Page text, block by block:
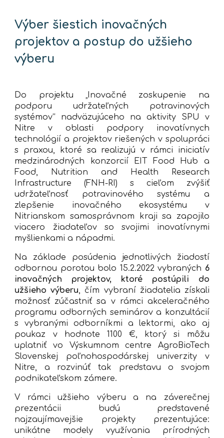
Výber šiestich inovačných
projektov a postup do užšieho
výberu
Do projektu „Inovačné zoskupenie na
podporu udržateľných potravinových
systémov“ nadväzujúceho na aktivity SPU v
Nitre v oblasti podpory inovatívnych
technológií a projektov riešených v spolupráci
s praxou, ktoré sa realizujú v rámci iniciatív
medzinárodných konzorcií EIT Food Hub a
Food, Nutrition and Health Research
Infrastructure (FNH-RI) s cieľom zvýšiť
udržateľnosť potravinového systému a
zlepšenie inovačného ekosystému v
Nitrianskom samosprávnom kraji sa zapojilo
viacero žiadateľov so svojimi inovatívnymi
myšlienkami a nápadmi.
Na základe posúdenia jednotlivých žiadostí
odbornou porotou bolo 15.2.2022 vybraných 6
inovačných projektov, ktoré postúpili do
užšieho výberu, čím vybraní žiadatelia získali
možnosť zúčastniť sa v rámci akceleračného
programu odborných seminárov a konzultácií
s vybranými odborníkmi a lektormi, ako aj
poukaz v hodnote 1100 €, ktorý si môžu
uplatniť vo Výskumnom centre AgroBioTech
Slovenskej poľnohospodárskej univerzity v
Nitre, a rozvinúť tak predstavu o svojom
podnikateľskom zámere.
V rámci užšieho výberu a na záverečnej
prezentácii budú predstavené
najzaujímavejšie projekty prezentujúce:
unikátne modely využívania prírodných